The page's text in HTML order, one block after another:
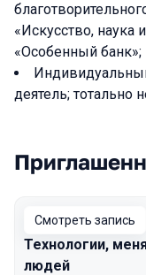
«Искусство, наука
«Особенный банк»;
деятель; тотально
Смотреть запись
Технологии,
людей